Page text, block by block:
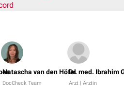
Natascha van den Höfel
DocCheck Team
Dr. med. Ibrahim
Arzt | Ärztin